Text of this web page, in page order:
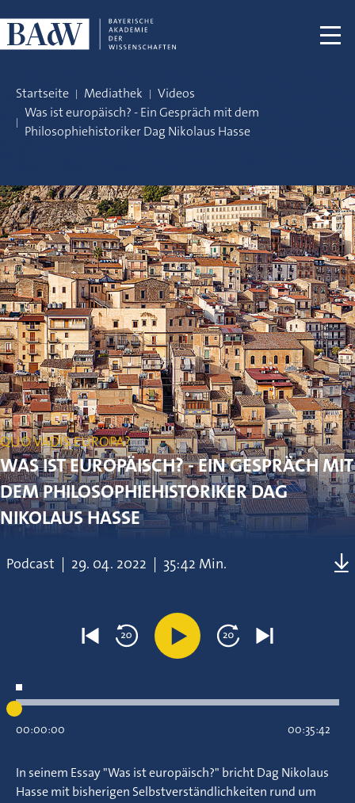
Startseite Mediathek
Videos
Was ist europäisch? - Ein Gespräch mit dem
Philosophiehistoriker Dag Nikolaus Hasse
QUO VADIS EUROPA?
WAS IST EUROPÄISCH? - EIN GESPRÄCH MIT
DEM PHILOSOPHIEHISTORIKER DAG
NIKOLAUS HASSE
Podcast | 29. 04. 2022 | 35:42 Min.
00:00:00 00:35:42
In seinem Essay "Was ist europäisch?" bricht Dag Nikolaus
Hasse mit bisherigen Selbstverständlichkeiten rund um